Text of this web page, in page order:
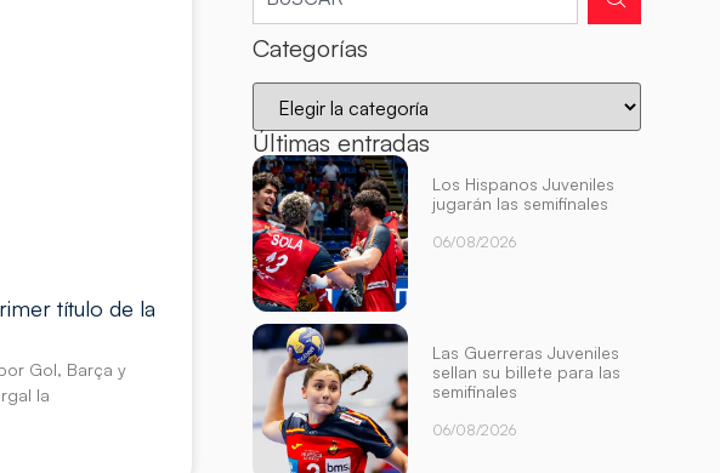
título de la
Gol, Barça y
la
Categorías
Últimas entradas
Los Hispanos Juveniles
jugarán las semifinales
06/08/2026
Las Guerreras Juveniles
sellan su billete para las
semifinales
06/08/2026